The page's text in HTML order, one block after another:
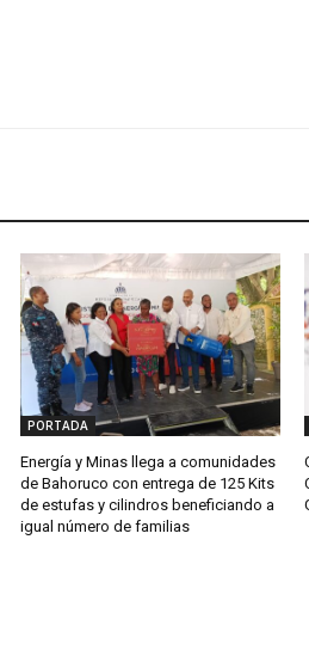
PORTADA
Energía y Minas llega a comunidades
de Bahoruco con entrega de 125 Kits
de estufas y cilindros beneficiando a
igual número de familias